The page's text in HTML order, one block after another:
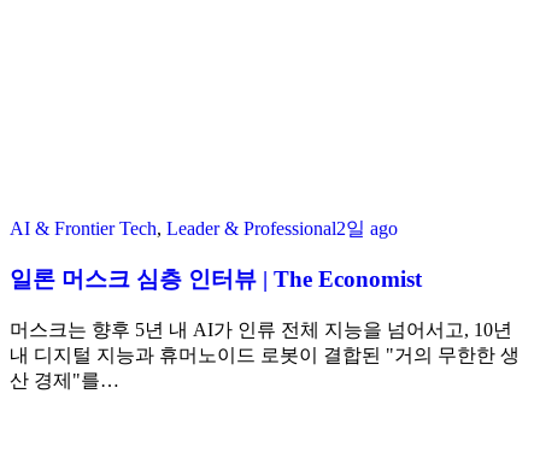
AI & Frontier Tech, Leader & Professional2일 ago
일론 머스크 심층 인터뷰 | The Economist
머스크는 향후 5년 내 AI가 인류 전체 지능을 넘어서고, 10년
내 디지털 지능과 휴머노이드 로봇이 결합된 "거의 무한한 생
산 경제"를…